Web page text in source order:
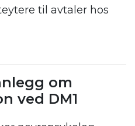
til avtaler hos
om
ved DM1